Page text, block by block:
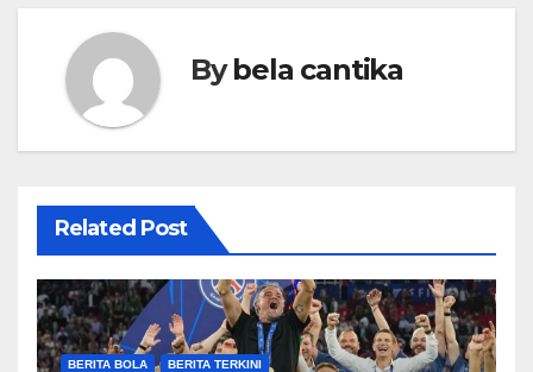
Bybela cantika
Related Post
BERITA BOLA BERITA TERKINI